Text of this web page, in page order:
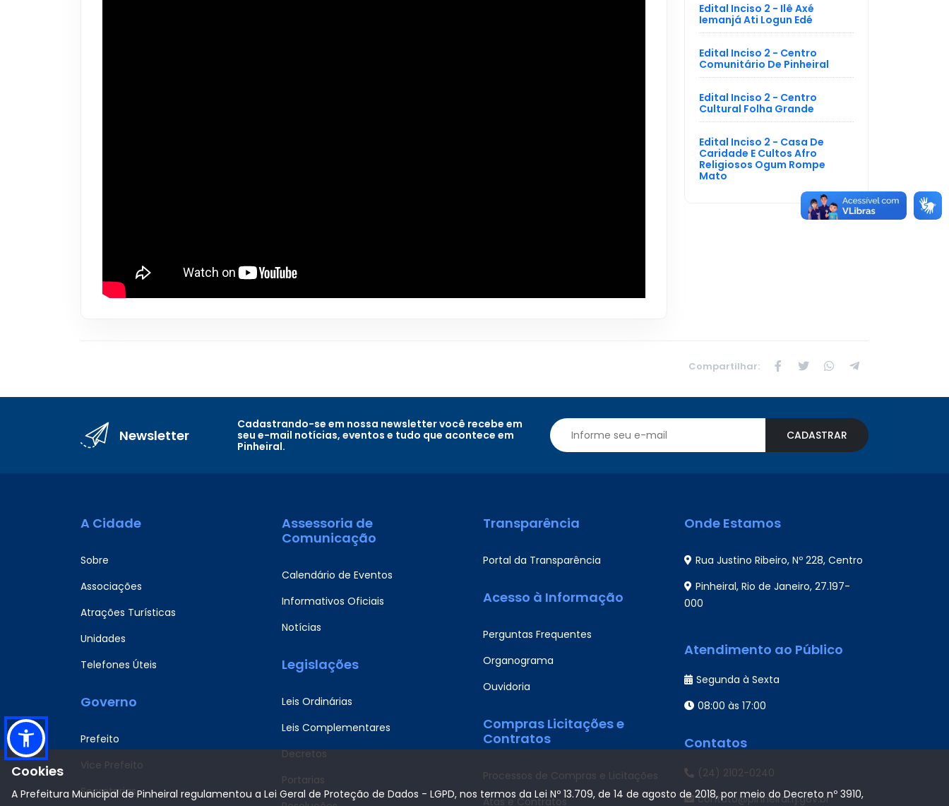
Edital Inciso 2 - Ilê Axé
Iemanjá Ati Logun Edé
Edital Inciso 2 - Centro
Comunitário De Pinheiral
Edital Inciso 2 - Centro
Cultural Folha Grande
Edital Inciso 2 - Casa De
Caridade E Cultos Afro
Religiosos Ogum Rompe
Mato
Compartilhar:
Newsletter
Cadastrando-se em nossa newsletter você recebe em
seu e-mail notícias, eventos e tudo que acontece em
Pinheiral.
CADASTRAR
A Cidade
Sobre
Associações
Atrações Turísticas
Unidades
Telefones Úteis
Governo
Prefeito
Vice Prefeito
Secretarias
Assessoria de
Comunicação
Calendário de Eventos
Informativos Oficiais
Notícias
Legislações
Leis Ordinárias
Leis Complementares
Decretos
Portarias
Transparência
Portal da Transparência
Acesso à Informação
Perguntas Frequentes
Organograma
Ouvidoria
Compras Licitações e
Contratos
Processos de Compras e Licitações
Atas e Contratos
Onde Estamos
Rua Justino Ribeiro, Nº 228, Centro
Pinheiral, Rio de Janeiro, 27.197-
000
Atendimento ao Público
Segunda à Sexta
08:00 às 17:00
Contatos
(24) 2102-0240
contato@pinheiral.rj.gov.br
Cookies
A Prefeitura Municipal de Pinheiral regulamentou a Lei Geral de Proteção de Dados - LGPD, nos termos da Lei Nº 13.709, de 14 de agosto de 2018, por meio do Decreto nº 3910,